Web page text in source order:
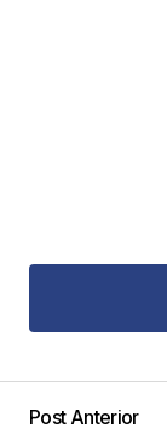
Según este
prepararnos
Post Anterior